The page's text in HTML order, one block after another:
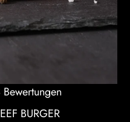
Bewertungen
BURGER